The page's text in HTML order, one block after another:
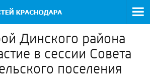
Динского района
в сессии Совета
поселения